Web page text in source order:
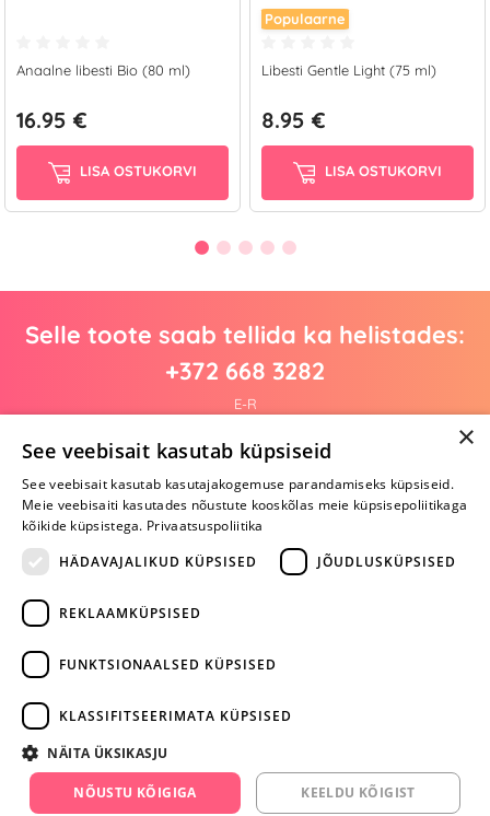
Anaalne libesti Bio (80 ml)
16.95 €
LISA OSTUKORVI
Populaarne
Libesti Gentle Light (75 ml)
8.95 €
LISA OSTUKORVI
Selle toote saab tellida ka helistades:
+372 668 3282
E-R
Arvustusi veel pole
Ole esimene!
Kirjuta arvustus ja SAA KINGITUS!
+372 668 3282
info@yesyes.ee
facebook.com/yesyes.ee
×
See veebisait kasutab küpsiseid
See veebisait kasutab kasutajakogemuse parandamiseks küpsiseid.
Meie veebisaiti kasutades nõustute kooskõlas meie küpsisepoliitikaga
kõikide küpsistega. Privaatsuspoliitika
HÄDAVAJALIKUD KÜPSISED
JÕUDLUSKÜPSISED
REKLAAMKÜPSISED
FUNKTSIONAALSED KÜPSISED
KLASSIFITSEERIMATA KÜPSISED
NÄITA ÜKSIKASJU
NÕUSTU KÕIGIGA KEELDU KÕIGIST